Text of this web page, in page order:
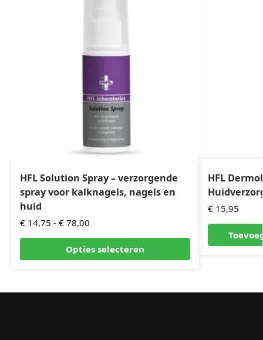
HFL Solution Spray – verzorgende
spray voor kalknagels, nagels en
huid
€14,75 - €78,00
Opties selecteren
HFL
€15,95